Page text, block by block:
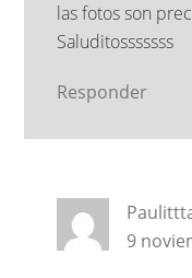
las fotos son
Saluditosssssss
Responder
9